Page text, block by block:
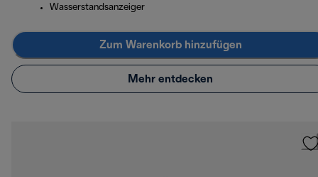
Wasserstandsanzeiger
Zum Warenkorb hinzufügen
Mehr entdecken